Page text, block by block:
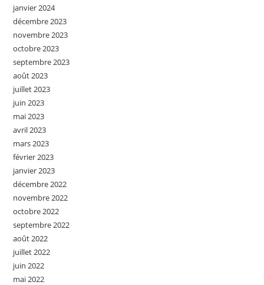
janvier 2024
décembre 2023
novembre 2023
octobre 2023
septembre 2023
août 2023
juillet 2023
juin 2023
mai 2023
avril 2023
mars 2023
février 2023
janvier 2023
décembre 2022
novembre 2022
octobre 2022
septembre 2022
août 2022
juillet 2022
juin 2022
mai 2022